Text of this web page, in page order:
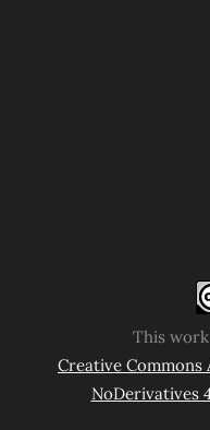
This
Creative
NoDerivatives